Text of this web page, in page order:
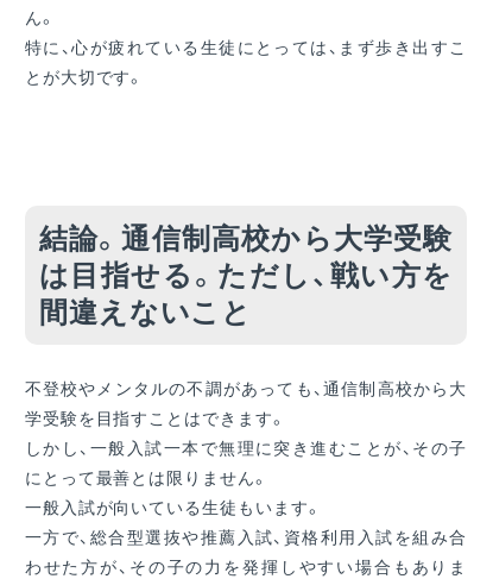
ん。
特に、心が疲れている生徒にとっては、まず歩き出すこ
とが大切です。
結論。通信制高校から大学受験
は目指せる。ただし、戦い方を
間違えないこと
不登校やメンタルの不調があっても、通信制高校から大
学受験を目指すことはできます。
しかし、一般入試一本で無理に突き進むことが、その子
にとって最善とは限りません。
一般入試が向いている生徒もいます。
一方で、総合型選抜や推薦入試、資格利用入試を組み合
わせた方が、その子の力を発揮しやすい場合もありま